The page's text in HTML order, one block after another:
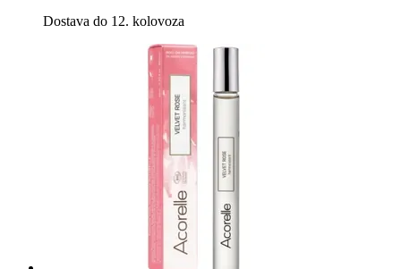
Dostava do 12. kolovoza